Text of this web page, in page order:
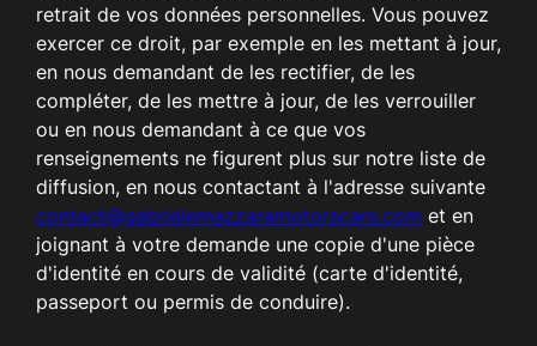
retrait de vos données personnelles. Vous pouvez
exercer ce droit, par exemple en les mettant à jour,
en nous demandant de les rectifier, de les
compléter, de les mettre à jour, de les verrouiller
ou en nous demandant à ce que vos
renseignements ne figurent plus sur notre liste de
diffusion, en nous contactant à l'adresse suivante
contact@gabrielemazzaramotorscars.com et en
joignant à votre demande une copie d'une pièce
d'identité en cours de validité (carte d'identité,
passeport ou permis de conduire).